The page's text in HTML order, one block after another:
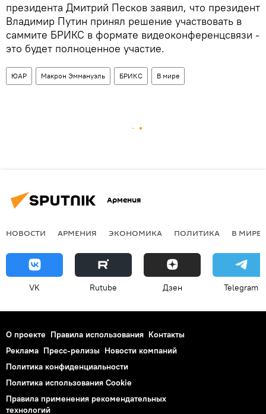
президента Дмитрий Песков заявил, что президент
Владимир Путин принял решение участвовать в
саммите БРИКС в формате видеоконференцсвязи -
это будет полноценное участие.
ЮАР Макрон Эммануэль БРИКС В мире
Армения
НОВОСТИ АРМЕНИЯ ЭКОНОМИКА ПОЛИТИКА В МИРЕ
VK Rutube Дзен Telegram
О проекте Правила использования Контакты
Реклама Пресс-релизы Новости компаний
Политика конфиденциальности
Политика использования Cookie
Правила применения рекомендательных
технологий